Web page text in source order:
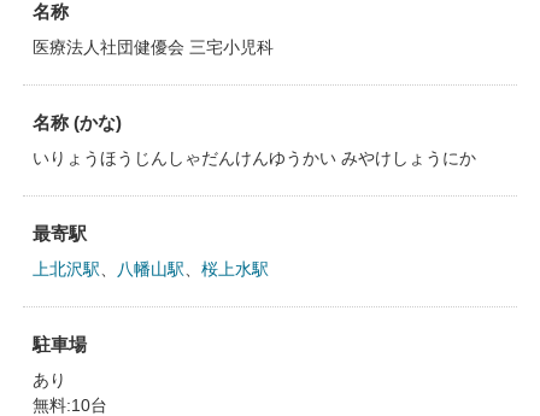
名称
医療法人社団健優会 三宅小児科
名称 (かな)
いりょうほうじんしゃだんけんゆうかい みやけしょうにか
最寄駅
上北沢駅 八幡山駅 桜上水駅
駐車場
あり
無料:10台